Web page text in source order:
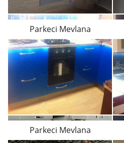
Parkeci Mevlana
Parkeci Mevlana